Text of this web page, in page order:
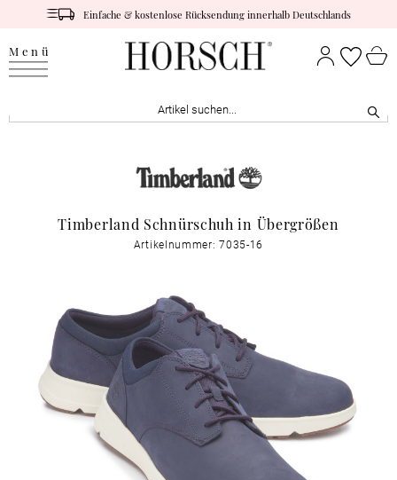
Einfache & kostenlose Rücksendung innerhalb Deutschlands
Menü
Timberland Schnürschuh in Übergrößen
Artikelnummer: 7035-16